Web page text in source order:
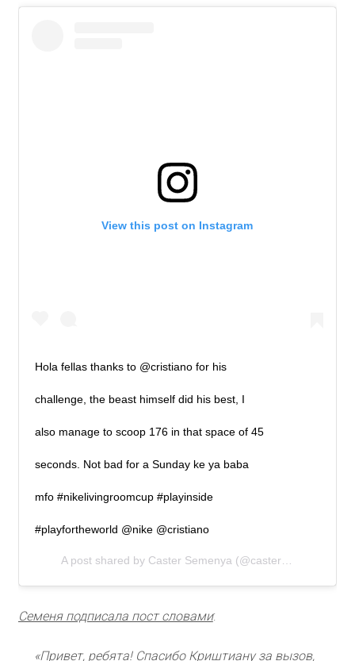
View this post on Instagram
Hola fellas thanks to @cristiano for his
challenge, the beast himself did his best, I
also manage to scoop 176 in that space of 45
seconds. Not bad for a Sunday ke ya baba
mfo #nikelivingroomcup #playinside
#playfortheworld @nike @cristiano
A post shared by Caster Semenya(@castersemenya800m) on
Семеня подписала пост словами:
«Привет, ребята! Спасибо Криштиану за вызов,